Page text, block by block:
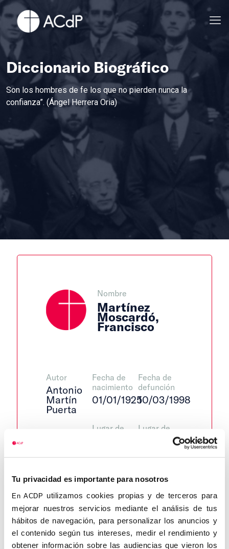
Tu privacidad es importante para nosotros
En ACDP utilizamos cookies propias y de terceros para
mejorar nuestros servicios mediante el análisis de tus
hábitos de navegación, para personalizar los anuncios y
el contenido según tus intereses, medir el rendimiento y
obtener información sobre las audiencias que vieron los
Diccionario Biográfico
Son los hombres de fe los que no pierden nunca la
confianza”. (Ángel Herrera Oria)
Nombre
Martínez
Moscardó,
Francisco
Autor
Antonio
Martín
Puerta
Madrid
Fecha de
nacimiento
01/01/1925
Lugar de
(Alicante)
Fecha de
defunción
10/03/1998
Lugar de
defunción